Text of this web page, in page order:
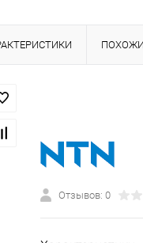
Отзывов: 0